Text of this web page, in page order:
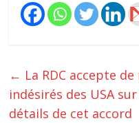
← ‎La RDC accepte
indésirés des USA
détails de cet accord‎‎